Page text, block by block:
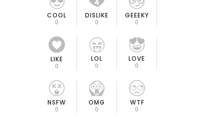
COOL
0
DISLIKE
0
GEEEKY
0
LIKE
0
LOL
0
LOVE
0
NSFW
0
OMG
0
WTF
0